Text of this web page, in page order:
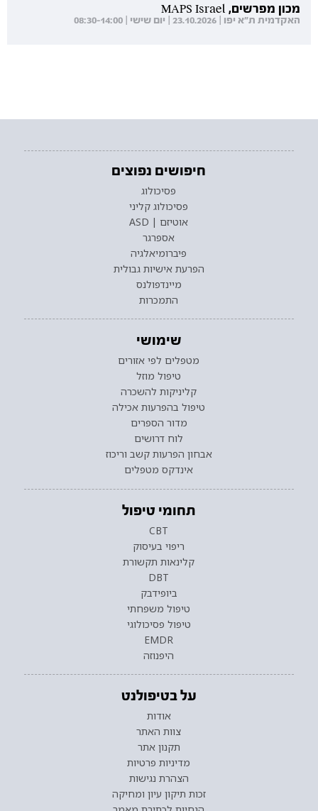
מכון מפרשים, MAPS Israel
האקדמית ת"א יפו | 23.10.2026 | יום שישי | 08:30-14:00
חיפושים נפוצים
פסיכולוג
פסיכולוג קליני
אוטיזם | ASD
אספרגר
פיברומיאלגיה
הפרעת אישיות גבולית
מיינדפולנס
התמכרות
שימושי
מטפלים לפי אזורים
טיפול מוזל
קליניקות להשכרה
טיפול בהפרעות אכילה
מדור הספרים
לוח דרושים
אבחון הפרעות קשב וריכוז
אינדקס מטפלים
תחומי טיפול
CBT
ריפוי בעיסוק
קלינאות תקשורת
DBT
ביופידבק
טיפול משפחתי
טיפול פסיכולוגי
EMDR
היפנוזה
על בטיפולנט
אודות
צוות האתר
תקנון אתר
מדיניות פרטיות
הצהרת נגישות
זכות תיקון עיון ומחיקה